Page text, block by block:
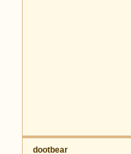
dootbear